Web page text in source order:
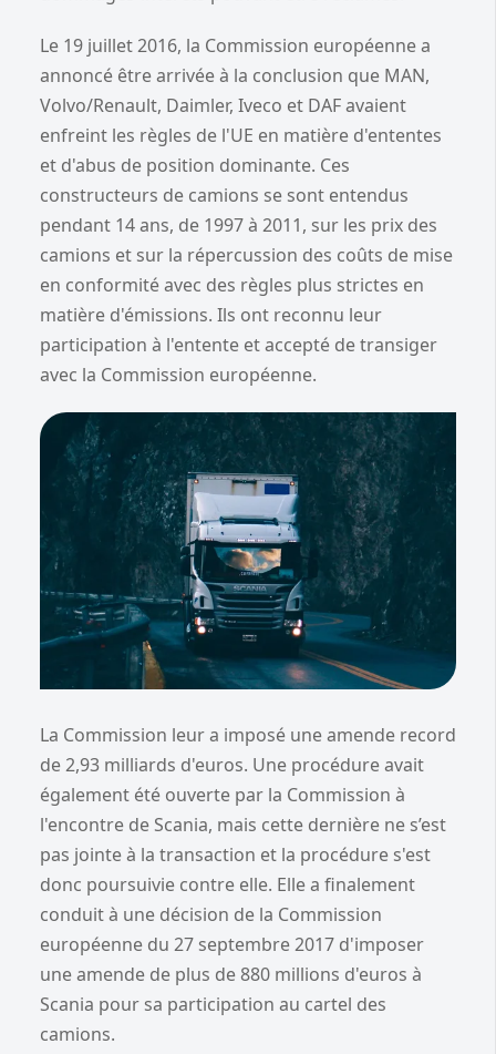
Le 19 juillet 2016, la Commission européenne a
annoncé être arrivée à la conclusion que MAN,
Volvo/Renault, Daimler, Iveco et DAF avaient
enfreint les règles de l'UE en matière d'ententes
et d'abus de position dominante. Ces
constructeurs de camions se sont entendus
pendant 14 ans, de 1997 à 2011, sur les prix des
camions et sur la répercussion des coûts de mise
en conformité avec des règles plus strictes en
matière d'émissions. Ils ont reconnu leur
participation à l'entente et accepté de transiger
avec la Commission européenne.
La Commission leur a imposé une amende record
de 2,93 milliards d'euros. Une procédure avait
également été ouverte par la Commission à
l'encontre de Scania, mais cette dernière ne s’est
pas jointe à la transaction et la procédure s'est
donc poursuivie contre elle. Elle a finalement
conduit à une décision de la Commission
européenne du 27 septembre 2017 d'imposer
une amende de plus de 880 millions d'euros à
Scania pour sa participation au cartel des
camions.